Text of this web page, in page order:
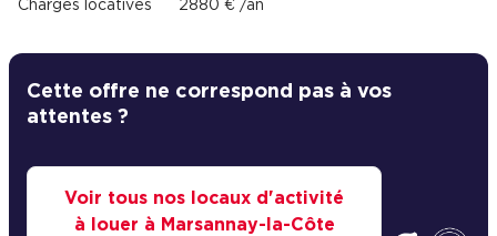
Charges locatives 2880 € /an
Cette offre ne correspond pas à vos
attentes ?
Voir tous nos locaux d'activité
à louer à Marsannay-la-Côte